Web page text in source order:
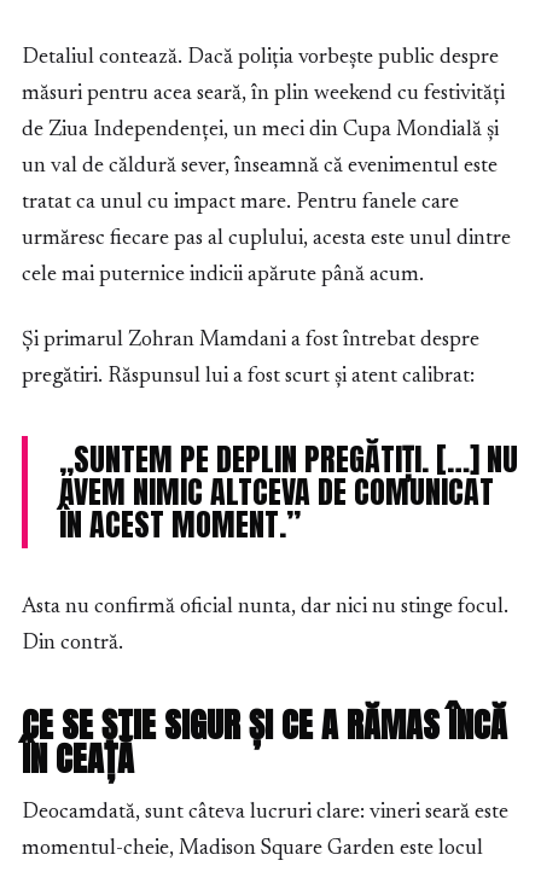
Detaliul contează. Dacă poliția vorbește public despre
măsuri pentru acea seară, în plin weekend cu festivități
de Ziua Independenței, un meci din Cupa Mondială și
un val de căldură sever, înseamnă că evenimentul este
tratat ca unul cu impact mare. Pentru fanele care
urmăresc fiecare pas al cuplului, acesta este unul dintre
cele mai puternice indicii apărute până acum.
Și primarul Zohran Mamdani a fost întrebat despre
pregătiri. Răspunsul lui a fost scurt și atent calibrat:
„SUNTEM PE DEPLIN PREGĂTIȚI. […] NU
AVEM NIMIC ALTCEVA DE COMUNICAT
ÎN ACEST MOMENT.”
Asta nu confirmă oficial nunta, dar nici nu stinge focul.
Din contră.
CE SE ȘTIE SIGUR ȘI CE A RĂMAS ÎNCĂ
ÎN CEAȚĂ
Deocamdată, sunt câteva lucruri clare: vineri seară este
momentul-cheie, Madison Square Garden este locul